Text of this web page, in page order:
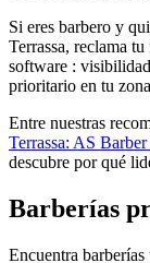
Si eres barbero y
Terrassa, reclama
software :
prioritario en tu
Entre nuestras
Terrassa: AS
descubre por qué
Barberías
Encuentra barberías